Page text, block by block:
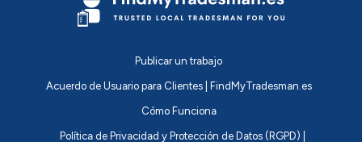
Publicar un trabajo
Acuerdo de Usuario para Clientes | FindMyTradesman.es
Cómo Funciona
Política de Privacidad y Protección de Datos (RGPD) |